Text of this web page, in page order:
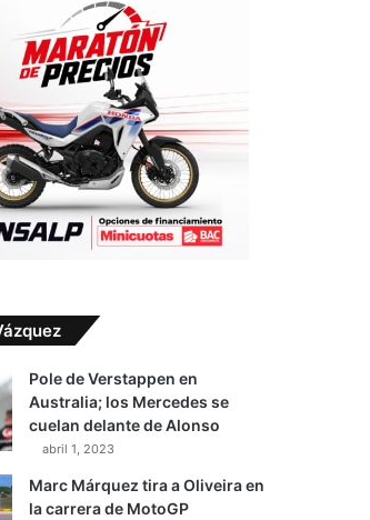
Pole de Verstappen en
Australia; los Mercedes se
cuelan delante de Alonso
abril 1, 2023
Marc Márquez tira a Oliveira en
la carrera de MotoGP